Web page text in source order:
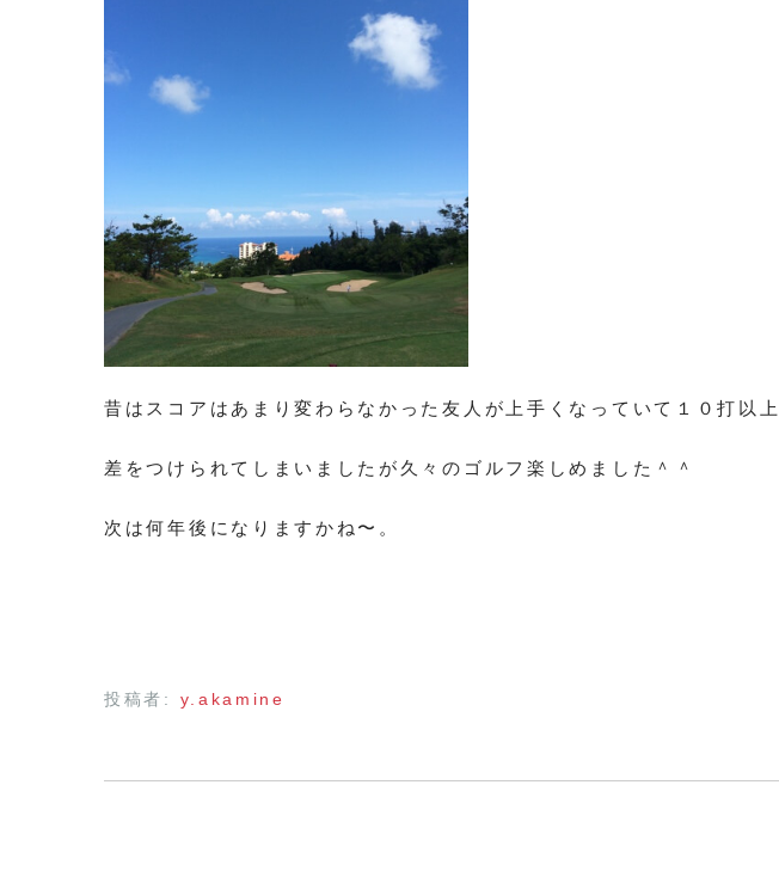
昔はスコアはあまり変わらなかった友人が上手くなっていて１０打以上
差をつけられてしまいましたが久々のゴルフ楽しめました＾＾
次は何年後になりますかね〜。
投稿者: y.akamine